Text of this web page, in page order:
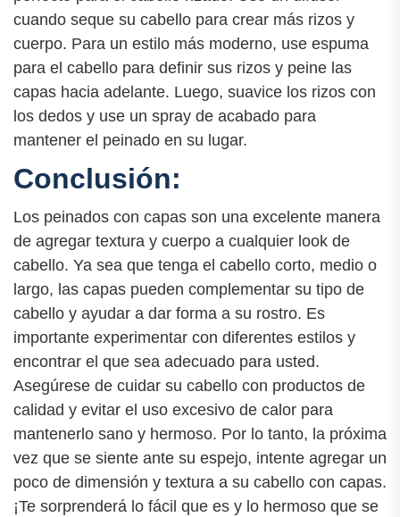
cuando seque su cabello para crear más rizos y
cuerpo. Para un estilo más moderno, use espuma
para el cabello para definir sus rizos y peine las
capas hacia adelante. Luego, suavice los rizos con
los dedos y use un spray de acabado para
mantener el peinado en su lugar.
Conclusión:
Los peinados con capas son una excelente manera
de agregar textura y cuerpo a cualquier look de
cabello. Ya sea que tenga el cabello corto, medio o
largo, las capas pueden complementar su tipo de
cabello y ayudar a dar forma a su rostro. Es
importante experimentar con diferentes estilos y
encontrar el que sea adecuado para usted.
Asegúrese de cuidar su cabello con productos de
calidad y evitar el uso excesivo de calor para
mantenerlo sano y hermoso. Por lo tanto, la próxima
vez que se siente ante su espejo, intente agregar un
poco de dimensión y textura a su cabello con capas.
¡Te sorprenderá lo fácil que es y lo hermoso que se